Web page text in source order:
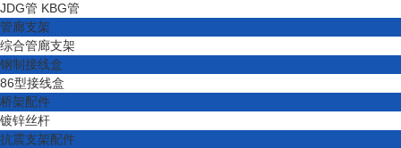
JDG管 KBG管
管廊支架
综合管廊支架
钢制接线盒
86型接线盒
桥架配件
镀锌丝杆
抗震支架配件